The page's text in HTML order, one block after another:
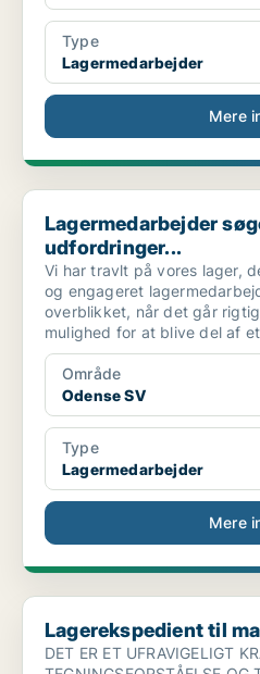
Type
Lagermedarbejder
Mere
Lagermedarbejder søges – klar
Lagermedarbejder
udfordringer...
Vi har travlt på vores lager,
og engageret
overblikket, når det går
mulighed for at blive del af
Område
Odense SV
Type
Lagermedarbejder
Mere
Lagerekspedient til maskinfabrik
Lagerekspedient til
DET ER ET UFRAVIGELIGT